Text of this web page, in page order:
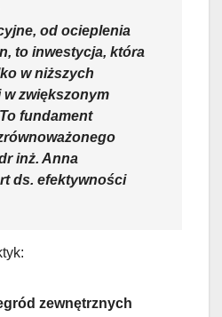
od ocieplenia
to inwestycja, która
w niższych
zwiększonym
fundament
inż. Anna
ds. efektywności
zewnętrznych